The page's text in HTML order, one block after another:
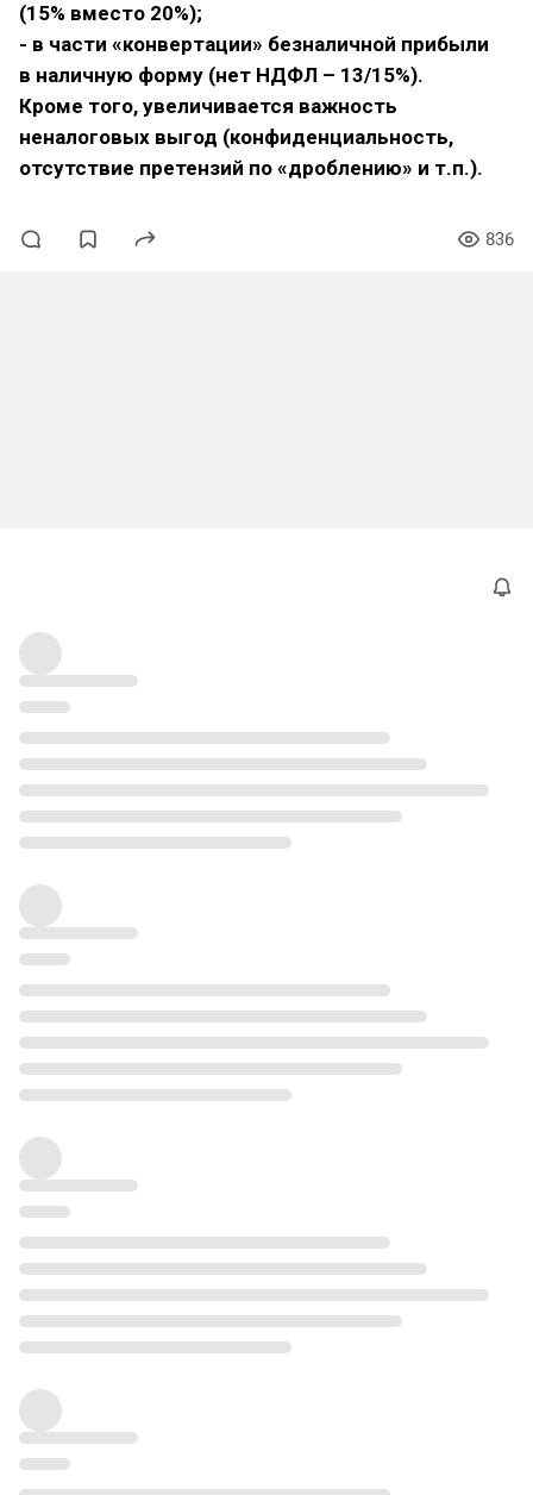
(15% вместо 20%);
- в части «конвертации» безналичной прибыли
в наличную форму (нет НДФЛ – 13/15%).
Кроме того, увеличивается важность
неналоговых выгод (конфиденциальность,
отсутствие претензий по «дроблению» и т.п.).
836